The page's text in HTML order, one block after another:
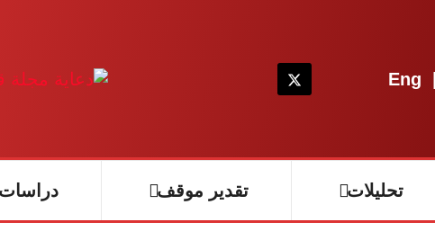
Eng |
تحليلات تقدير موقف